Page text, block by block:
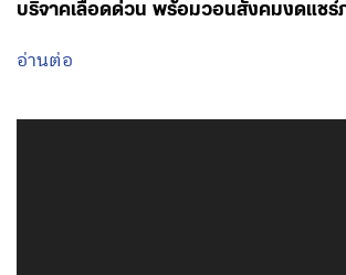
บริจาคเลือดด่วน พร้อมวอนสังคมงดแชร์
อ่านต่อ